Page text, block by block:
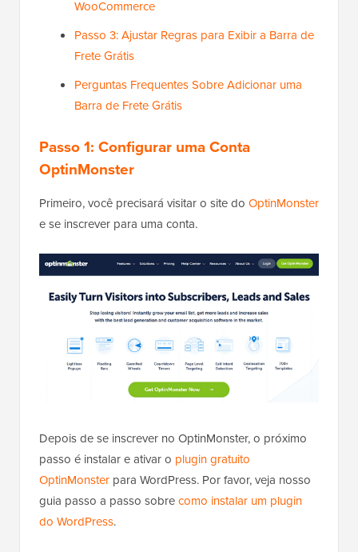
WooCommerce
Passo 3: Ajustar Regras para Exibir a Barra de
Frete Grátis
Perguntas Frequentes Sobre Adicionar uma
Barra de Frete Grátis
Passo 1: Configurar uma Conta
OptinMonster
Primeiro, você precisará visitar o site do OptinMonster
e se inscrever para uma conta.
Depois de se inscrever no OptinMonster, o próximo
passo é instalar e ativar o plugin gratuito
OptinMonster para WordPress. Por favor, veja nosso
guia passo a passo sobrecomo instalar um plugin
do WordPress.